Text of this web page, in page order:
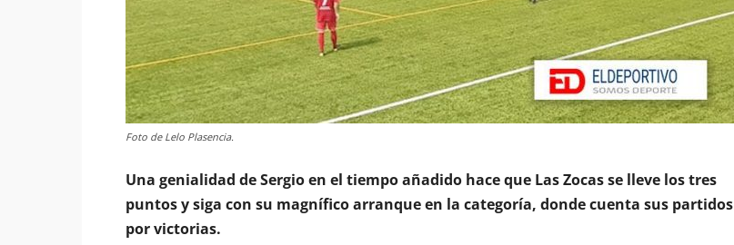
Foto de Lelo Plasencia.
Una genialidad de Sergio en el tiempo añadido hace que Las Zocas se lleve los tres
puntos y siga con su magnífico arranque en la categoría, donde cuenta sus partidos
por victorias.